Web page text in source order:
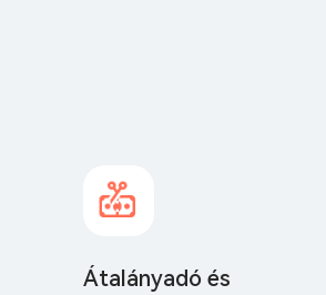
Átalányadó és